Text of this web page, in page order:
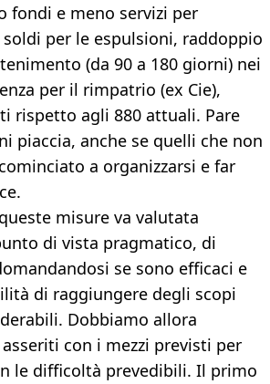
fondi e meno servizi per
soldi per le espulsioni, raddoppio
(da 90 a 180 giorni) nei
per il rimpatrio (ex Cie),
rispetto agli 880 attuali. Pare
piaccia, anche se quelli che non
a organizzarsi e far
misure va valutata
di vista pragmatico, di
se sono efficaci e
di raggiungere degli scopi
Dobbiamo allora
con i mezzi previsti per
le difficoltà prevedibili. Il primo